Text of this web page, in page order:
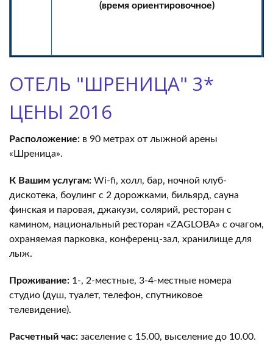
(время ориентировочное)
ОТЕЛЬ "ШРЕНИЦА" 3*
ЦЕНЫ 2016
Расположение: в 90 метрах от лыжной арены
«Шреница».
К Вашим услугам: Wi-fi, холл, бар, ночной клуб-
дискотека, боулинг с 2 дорожками, бильярд, сауна
финская и паровая, джакузи, солярий, ресторан с
камином, национальный ресторан «ZAGLOBA» c очагом,
охраняемая парковка, конференц-зал, хранилище для
лыж.
Проживание: 1-, 2-местные, 3-4-местные номера
cтудио (душ, туалет, телефон, спутниковое
телевидение).
Расчетный час: заселение с 15.00, выселение до 10.00.